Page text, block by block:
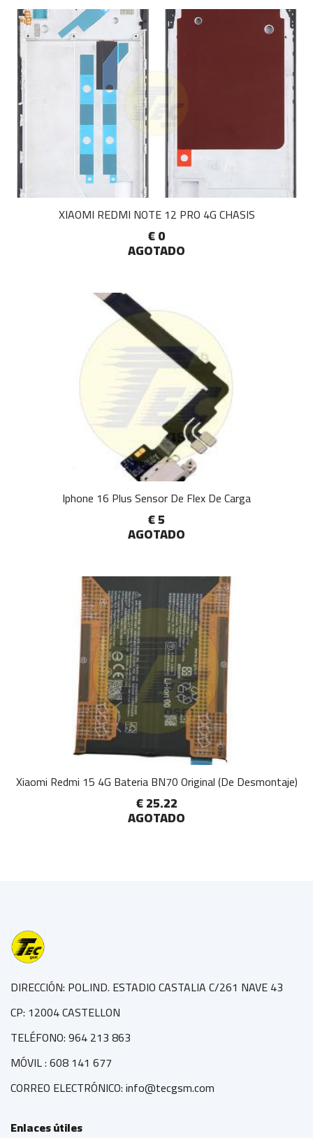
XIAOMI REDMI NOTE 12 PRO 4G CHASIS
€ 0
AGOTADO
Iphone 16 Plus Sensor De Flex De Carga
€ 5
AGOTADO
Xiaomi Redmi 15 4G Bateria BN70 Original (De Desmontaje)
€ 25.22
AGOTADO
DIRECCIÓN: POL.IND. ESTADIO CASTALIA C/261 NAVE 43
CP: 12004 CASTELLON
TELÉFONO: 964 213 863
MÓVIL : 608 141 677
CORREO ELECTRÓNICO: info@tecgsm.com
Enlaces útiles